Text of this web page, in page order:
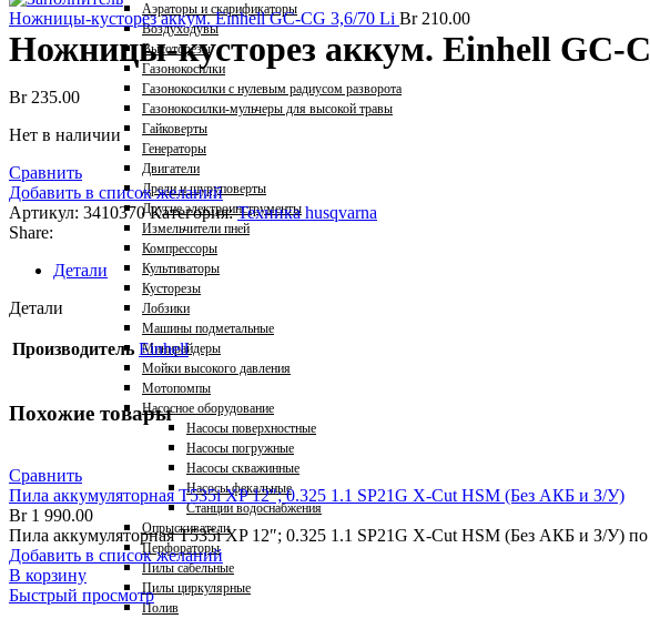
Аэраторы и скарификаторы
Воздуходувы
Высоторезы
Газонокосилки
Газонокосилки с нулевым радиусом разворота
Газонокосилки-мульчеры для высокой травы
Гайковерты
Генераторы
Двигатели
Дрели и шуруповерты
Другие электроинструменты
Измельчители пней
Компрессоры
Культиваторы
Кусторезы
Лобзики
Машины подметальные
Минирайдеры
Мойки высокого давления
Мотопомпы
Насосное оборудование
Насосы поверхностные
Насосы погружные
Насосы скважинные
Насосы фекальные
Станции водоснабжения
Опрыскиватели
Перфораторы
Пилы сабельные
Пилы циркулярные
Полив
Ножницы-кусторез аккум. Einhell GC-CG 3,6/70 Li Br210.00
Ножницы-кусторез аккум. Einhell GC-
Br235.00
Нет в наличии
Сравнить
Добавить в список желаний
Артикул: 3410370Категория: Техника husqvarna
Share:
Детали
Детали
Производитель Einhell
Похожие товары
Сравнить
Пила аккумуляторная T535i XP 12″; 0.325 1.1 SP21G X-Cut HSM (Без АКБ и З/У)
Br1 990.00
Пила аккумуляторная T535i XP 12″; 0.325 1.1 SP21G X-Cut HSM (Без АКБ и З/У)
Добавить в список желаний
В корзину
Быстрый просмотр